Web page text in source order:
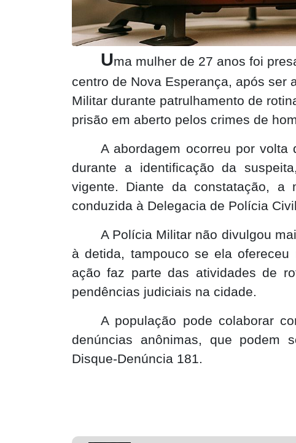
Uma mulher de 27 anos foi
centro de Nova Esperança, após ser
Militar durante patrulhamento de
prisão em aberto pelos crimes de
A abordagem ocorreu por
durante a identificação da
vigente. Diante da constatação,
conduzida à Delegacia de Polícia
A Polícia Militar não divulgou
à detida, tampouco se ela
ação faz parte das atividades de
pendências judiciais na cidade.
A população pode colaborar
denúncias anônimas, que podem
Disque-Denúncia 181.